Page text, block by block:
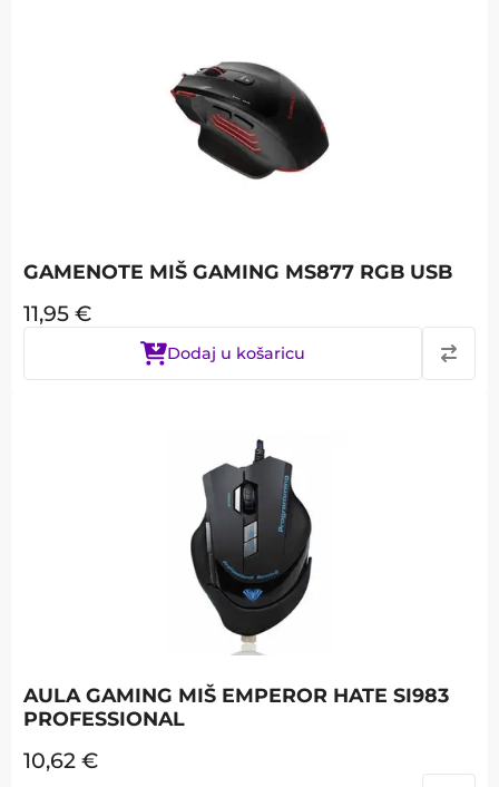
GAMENOTE MIŠ GAMING MS877 RGB USB
11,95 €
Dodaj u košaricu
AULA GAMING MIŠ EMPEROR HATE SI983
PROFESSIONAL
10,62 €